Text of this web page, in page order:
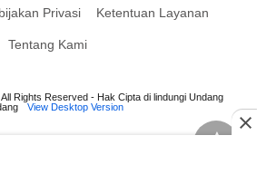
Privasi Ketentuan Layanan
Tentang Kami
Rights Reserved - Hak Cipta di lindungi Undang
View Desktop Version